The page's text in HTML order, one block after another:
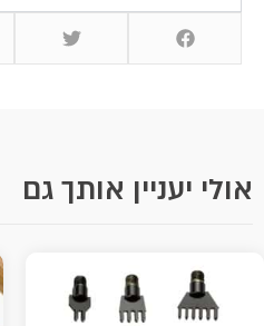
אולי יעניין אותך גם